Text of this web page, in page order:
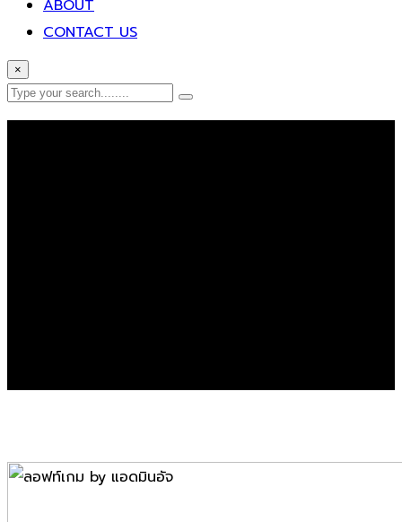
ABOUT
CONTACT US
×